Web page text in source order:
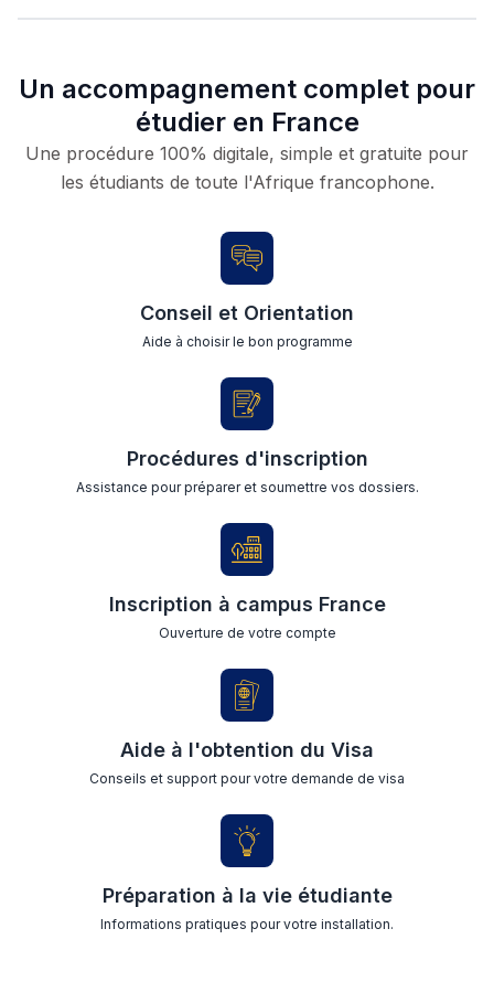
Un accompagnement complet pour
étudier en France
Une procédure 100% digitale, simple et gratuite pour
les étudiants de toute l'Afrique francophone.
Conseil et Orientation
Aide à choisir le bon programme
Procédures d'inscription
Assistance pour préparer et soumettre vos dossiers.
Inscription à campus France
Ouverture de votre compte
Aide à l'obtention du Visa
Conseils et support pour votre demande de visa
Préparation à la vie étudiante
Informations pratiques pour votre installation.